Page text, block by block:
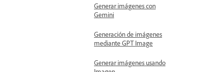
Generar imágenes con
Gemini
Generación de imágenes
mediante GPT Image
Generar imágenes usando